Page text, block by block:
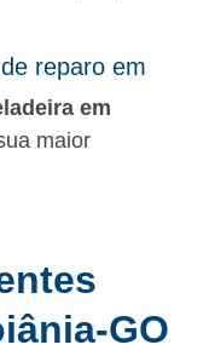
reparo em
em
maior
GO